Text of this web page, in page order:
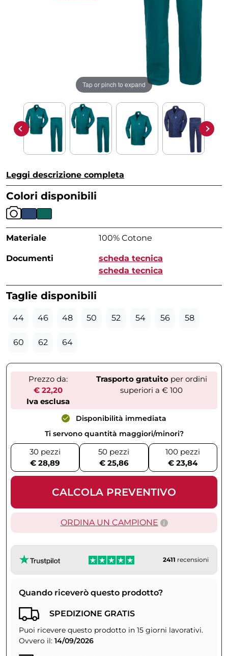
Tap or pinch to expand
Leggi descrizione completa
Colori disponibili
Materiale 100% Cotone
Documenti
scheda tecnica
scheda tecnica
Taglie disponibili
44 46 48 50 52 54 56 58
60 62 64
Prezzo da:
€ 22,20
Iva esclusa
Trasporto gratuitoper ordini
superiori a € 100
Disponibilità immediata
Ti servono quantità maggiori/minori?
30 pezzi
€ 28,89
50 pezzi
€ 25,86
100 pezzi
€ 23,84
CALCOLA PREVENTIVO
ORDINA UN CAMPIONE
2411 recensioni
Quando riceverò questo prodotto?
SPEDIZIONE GRATIS
Puoi ricevere questo prodotto in 15 giorni lavorativi.
Ovvero il: 14/09/2026